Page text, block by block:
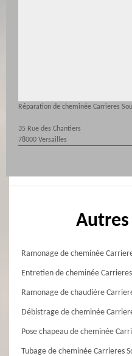
Réparation de cheminée Carrieres
35 Rue des Chantiers
78000 Versailles
Autres
Ramonage de cheminée
Entretien de cheminée Carrieres
Ramonage de chaudière
Débistrage de cheminée
Pose chapeau de cheminée
Tubage de cheminée Carrieres